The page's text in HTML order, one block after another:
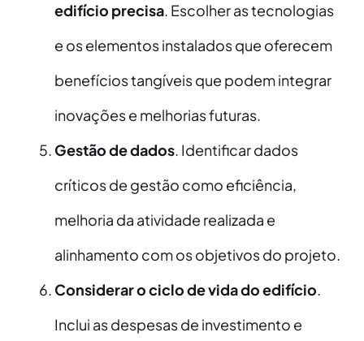
edifício precisa. Escolher as tecnologias
e os elementos instalados que oferecem
benefícios tangíveis que podem integrar
inovações e melhorias futuras.
Gestão de dados. Identificar dados
críticos de gestão como eficiência,
melhoria da atividade realizada e
alinhamento com os objetivos do projeto.
Considerar o ciclo de vida do edifício.
Inclui as despesas de investimento e